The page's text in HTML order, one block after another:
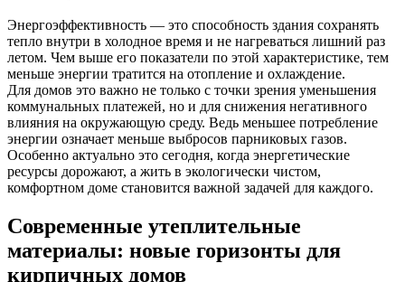
Энергоэффективность — это способность здания сохранять
тепло внутри в холодное время и не нагреваться лишний раз
летом. Чем выше его показатели по этой характеристике, тем
меньше энергии тратится на отопление и охлаждение.
Для домов это важно не только с точки зрения уменьшения
коммунальных платежей, но и для снижения негативного
влияния на окружающую среду. Ведь меньшее потребление
энергии означает меньше выбросов парниковых газов.
Особенно актуально это сегодня, когда энергетические
ресурсы дорожают, а жить в экологически чистом,
комфортном доме становится важной задачей для каждого.
Современные утеплительные
материалы: новые горизонты для
кирпичных домов